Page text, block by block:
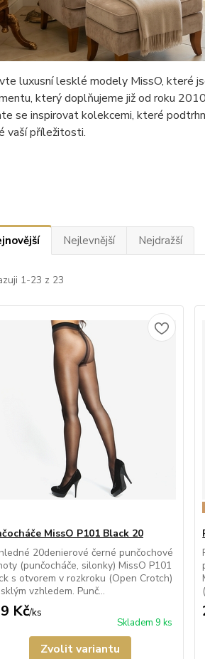
luxusní lesklé modely MissO, které
který doplňujeme již od roku
se inspirovat kolekcemi, které
vaší příležitosti.
Nejlevnější Nejdražší
1-23 z 23
MissO P101 Black 20
20denierové černé punčochové
(punčocháče, silonky) MissO P101
s otvorem v rozkroku (Open Crotch)
vzhledem. Punč...
Kč/ks
Skladem 9 ks
Zvolit variantu